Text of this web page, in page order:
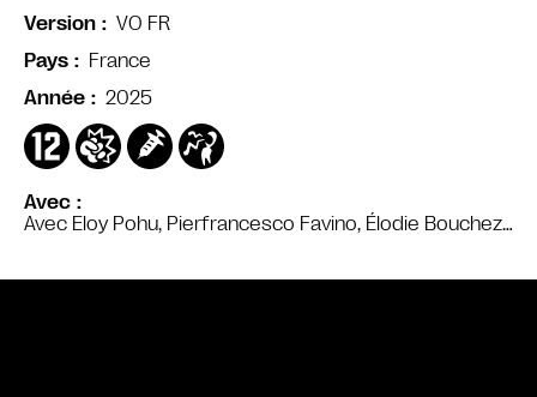
Avec
Avec Eloy Pohu, Pierfrancesco Favino, Élodie Bouchez…
Version
VO FR
Pays
France
Année
2025